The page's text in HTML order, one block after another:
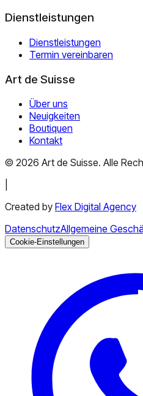
Dienstleistungen
Dienstleistungen
Termin vereinbaren
Art de Suisse
Über uns
Neuigkeiten
Boutiquen
Kontakt
© 2026 Art de Suisse. Alle
Created by Flex Digital Agency
DatenschutzAllgemeine
Cookie-Einstellungen